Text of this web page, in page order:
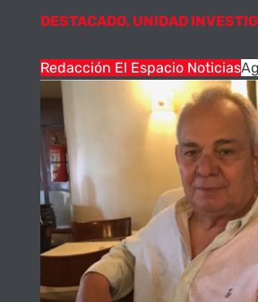
DESTACADO, UNIDAD
Redacción El Espacio Noticias